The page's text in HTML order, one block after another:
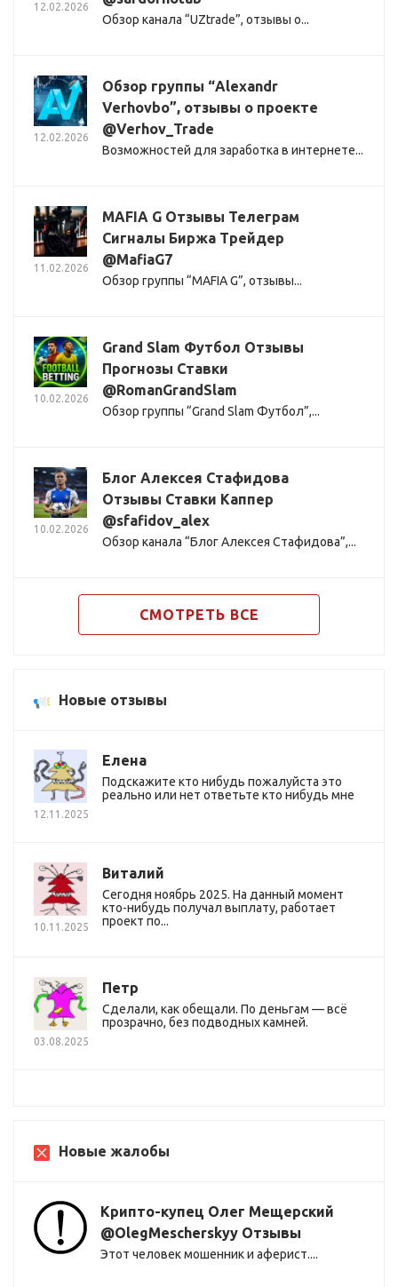
12.02.2026
Обзор канала “UZtrade”, отзывы о...
12.02.2026
Обзор группы “Alexandr
Verhovbo”, отзывы о проекте
@Verhov_Trade
Возможностей для заработка в интернете...
11.02.2026
MAFIA G Отзывы Телеграм
Сигналы Биржа Трейдер
@MafiaG7
Обзор группы “MAFIA G”, отзывы...
10.02.2026
Grand Slam Футбол Отзывы
Прогнозы Ставки
@RomanGrandSlam
Обзор группы “Grand Slam Футбол”,...
10.02.2026
Блог Алексея Стафидова
Отзывы Ставки Каппер
@sfafidov_alex
Обзор канала “Блог Алексея Стафидова”,...
СМОТРЕТЬ ВСЕ
Новые отзывы
12.11.2025
Елена
Подскажите кто нибудь пожалуйста это
реально или нет ответьте кто нибудь мне
10.11.2025
Виталий
Сегодня ноябрь 2025. На данный момент
кто-нибудь получал выплату, работает
проект по...
03.08.2025
Петр
Сделали, как обещали. По деньгам — всё
прозрачно, без подводных камней.
Новые жалобы
Крипто-купец Олег Мещерский
@OlegMescherskyy Отзывы
Этот человек мошенник и аферист....